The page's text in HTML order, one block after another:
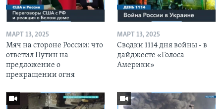
МАРТ 13, 2025
Мяч на стороне России: что
ответил Путин на
предложение о
прекращении огня
МАРТ 13, 2025
Сводки 1114 дня войны - в
дайджесте «Голоса
Америки»